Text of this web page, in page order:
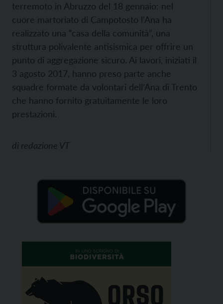
terremoto in Abruzzo del 18 gennaio: nel
cuore martoriato di Campotosto l’Ana ha
realizzato una “casa della comunità”, una
struttura polivalente antisismica per offrire un
punto di aggregazione sicuro. Ai lavori, iniziati il
3 agosto 2017, hanno preso parte anche
squadre formate da volontari dell’Ana di Trento
che hanno fornito gratuitamente le loro
prestazioni.
di redazione VT